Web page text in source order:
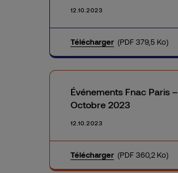
12.10.2023
Télécharger (PDF 379,5 Ko)
Événements Fnac Paris –
Octobre 2023
12.10.2023
Télécharger (PDF 360,2 Ko)